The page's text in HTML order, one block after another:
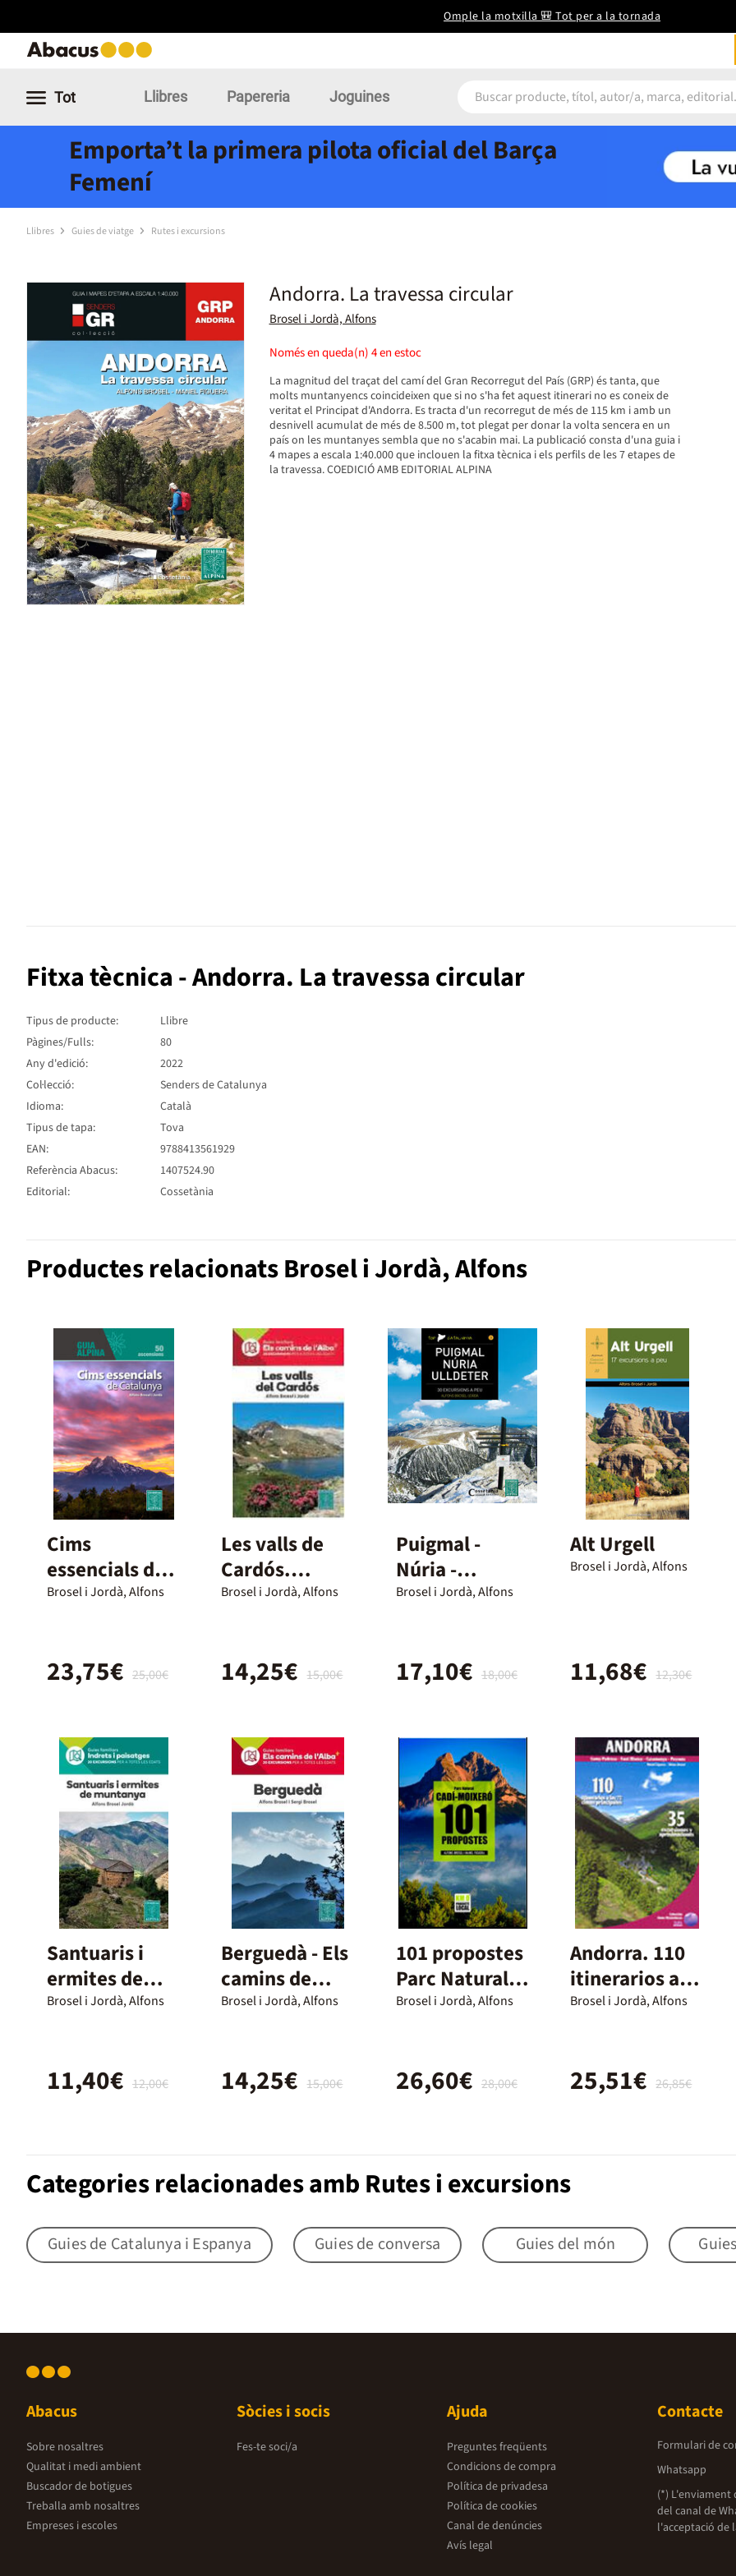
Omple la motxilla 🎒 Tot per a la tornada
Tot Llibres Papereria Joguines
Emporta’t la primera pilota oficial del Barça
Femení
Llibres Guies de viatge Rutes i excursions
Andorra. La travessa circular
Brosel i Jordà, Alfons
Només en queda(n)4en estoc
La magnitud del traçat del camí del Gran Recorregut del País (GRP) és tanta, que
molts muntanyencs coincideixen que si no s'ha fet aquest itinerari no es coneix de
veritat el Principat d'Andorra. Es tracta d'un recorregut de més de 115 km i amb un
desnivell acumulat de més de 8.500 m, tot plegat per donar la volta sencera en un
país on les muntanyes sembla que no s'acabin mai. La publicació consta d'una guia i
4 mapes a escala 1:40.000 que inclouen la fitxa tècnica i els perfils de les 7 etapes de
la travessa. COEDICIÓ AMB EDITORIAL ALPINA
Fitxa tècnica - Andorra. La travessa circular
Tipus de producte:
Llibre
Pàgines/Fulls:
80
Any d'edició:
2022
Col·lecció:
Senders de Catalunya
Idioma:
Català
Tipus de tapa:
Tova
EAN:
9788413561929
Referència Abacus:
1407524.90
Editorial:
Cossetània
Productes relacionats Brosel i Jordà, Alfons
Cims
essencials de
Catalunya
Brosel i Jordà, Alfons
25,00€
23,75€
Les valls de
Cardós.
Camins de
Brosel i Jordà, Alfons
15,00€
14,25€
Puigmal -
Núria -
Ulldeter
Brosel i Jordà, Alfons
18,00€
17,10€
Alt Urgell
Brosel i Jordà, Alfons
12,30€
11,68€
Santuaris i
ermites de
muntanya
Brosel i Jordà, Alfons
12,00€
11,40€
Berguedà - Els
camins de
l'Alba
Brosel i Jordà, Alfons
15,00€
14,25€
101 propostes
Parc Natural
Cadí-Moixeró
Brosel i Jordà, Alfons
28,00€
26,60€
Andorra. 110
itinerarios a
las 72 cimas
Brosel i Jordà, Alfons
26,85€
25,51€
Categories relacionades amb Rutes i excursions
Guies de Catalunya i Espanya Guies de conversa Guies del món
Abacus
Sobre nosaltres
Qualitat i medi ambient
Buscador de botigues
Treballa amb nosaltres
Empreses i escoles
Sòcies i socis
Fes-te soci/a
Ajuda
Preguntes freqüents
Condicions de compra
Política de privadesa
Política de cookies
Canal de denúncies
Avís legal
Contacte
Formulari de
Whatsapp
(*) L'enviament
del canal de
l'acceptació de